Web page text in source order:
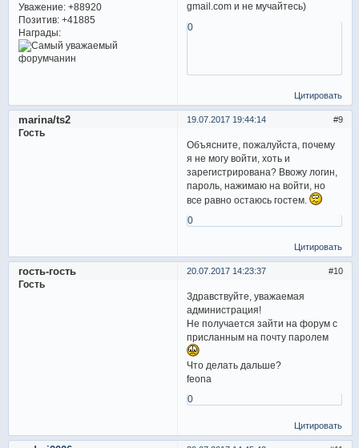
Уважение: +88920
Позитив: +41885
Награды:
gmail.com и не мучайтесь)
0
Цитировать
9
19.07.2017 19:44:14
marina/ts2
Гость
Объясните, пожалуйста, почему
я не могу войти, хоть и
зарегистрирована? Ввожу логин,
пароль, нажимаю на войти, но
все равно остаюсь гостем.
0
Цитировать
10
20.07.2017 14:23:37
гость-гость
Гость
Здравствуйте, уважаемая
администрация!
Не получается зайти на форум с
присланным на почту паролем
Что делать дальше?
feona
0
Цитировать